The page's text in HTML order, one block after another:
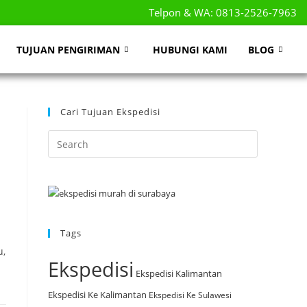
Telpon & WA: 0813-2526-7963
TUJUAN PENGIRIMAN HUBUNGI KAMI BLOG
Cari Tujuan Ekspedisi
Tags
Ekspedisi Ekspedisi Kalimantan
Ekspedisi Ke Kalimantan Ekspedisi Ke Sulawesi